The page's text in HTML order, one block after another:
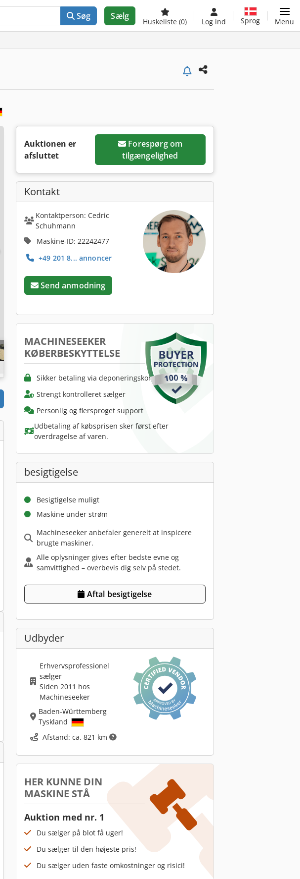
Søg Sælg
Huskeliste (0) Log ind Sprog Menu
Auktionen er
afsluttet
Forespørg om
tilgængelighed
Kontakt
Kontaktperson: Cedric
Schuhmann
Maskine-ID: 22242477
+49 201 8... annoncer
Send anmodning
MACHINESEEKER
KØBERBESKYTTELSE
Sikker betaling via deponeringskonto
Strengt kontrolleret sælger
Personlig og flersproget support
Udbetaling af købsprisen sker først efter
overdragelse af varen.
besigtigelse
Besigtigelse muligt
Maskine under strøm
Machineseeker anbefaler generelt at inspicere
brugte maskiner.
Alle oplysninger gives efter bedste evne og
samvittighed – overbevis dig selv på stedet.
Aftal besigtigelse
Udbyder
Erhvervsprofessionel
sælger
Siden 2011 hos
Machineseeker
Baden-Württemberg
Tyskland
Afstand: ca. 821 km
HER KUNNE DIN
MASKINE STÅ
Auktion med nr. 1
Du sælger på blot få uger!
Du sælger til den højeste pris!
Du sælger uden faste omkostninger og risici!